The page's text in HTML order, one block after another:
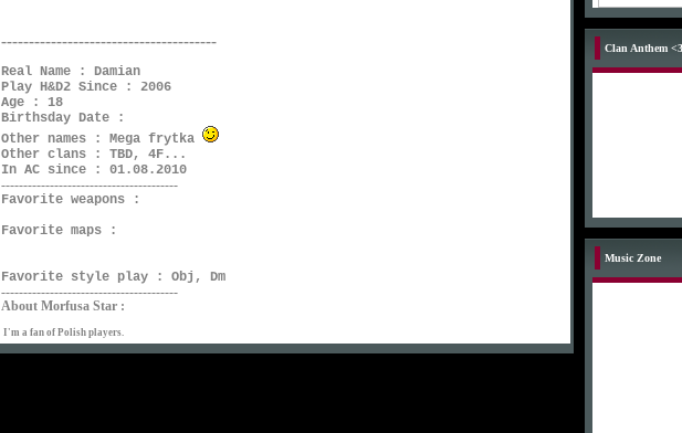
---------------------------------------
Real Name : Damian
Play H&D2 Since : 2006
Age : 18
Birthsday Date :
Other names : Mega frytka
Other clans : TBD, 4F...
In AC since : 01.08.2010
----------------------------------------
Favorite weapons :
Favorite maps :
Favorite style play : Obj, Dm
----------------------------------------
About Morfusa Star :
I'm a fan of Polish players.
Clan Anthem <3
Music Zone